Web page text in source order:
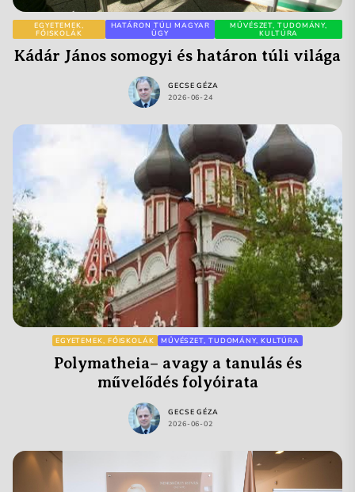
EGYETEMEK,
FŐISKOLÁK
HATÁRON TÚLI MAGYAR
ÜGY
MŰVÉSZET, TUDOMÁNY,
KULTÚRA
Kádár János somogyi és határon túli világa
GECSE GÉZA
2026-06-24
EGYETEMEK, FŐISKOLÁK MŰVÉSZET, TUDOMÁNY, KULTÚRA
Polymatheia– avagy a tanulás és
művelődés folyóirata
GECSE GÉZA
2026-06-02